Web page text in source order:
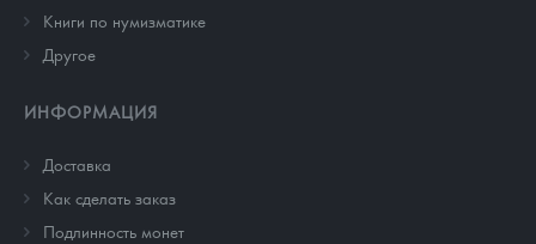
Книги по нумизматике
Другое
ИНФОРМАЦИЯ
Доставка
Как сделать заказ
Подлинность монет